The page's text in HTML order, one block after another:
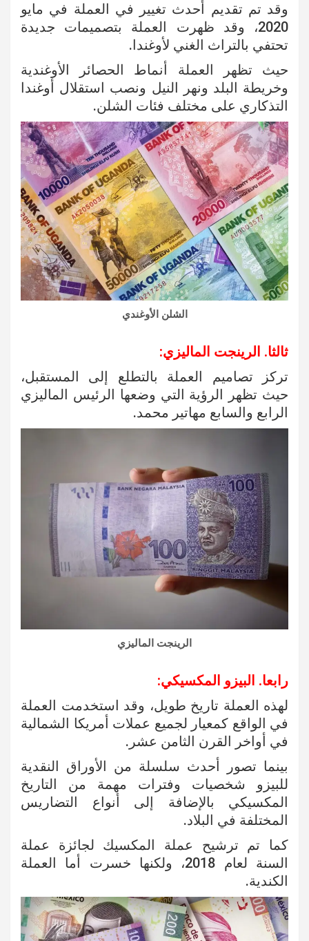
وقد تم تقديم أحدث تغيير في العملة في مايو
2020، وقد ظهرت العملة بتصميمات جديدة
تحتفي بالتراث الغني لأوغندا.
حيث تظهر العملة أنماط الحصائر الأوغندية
وخريطة البلد ونهر النيل ونصب استقلال أوغندا
التذكاري على مختلف فئات الشلن.
الشلن الأوغندي
ثالثا. الرينجت الماليزي:
تركز تصاميم العملة بالتطلع إلى المستقبل،
حيث تظهر الرؤية التي وضعها الرئيس الماليزي
الرابع والسابع مهاتير محمد.
الرينجت الماليزي
رابعا. البيزو المكسيكي:
لهذه العملة تاريخ طويل، وقد استخدمت العملة
في الواقع كمعيار لجميع عملات أمريكا الشمالية
في أواخر القرن الثامن عشر.
بينما تصور أحدث سلسلة من الأوراق النقدية
للبيزو شخصيات وفترات مهمة من التاريخ
المكسيكي بالإضافة إلى أنواع التضاريس
المختلفة في البلاد.
كما تم ترشيح عملة المكسيك لجائزة عملة
السنة لعام 2018، ولكنها خسرت أما العملة
الكندية.